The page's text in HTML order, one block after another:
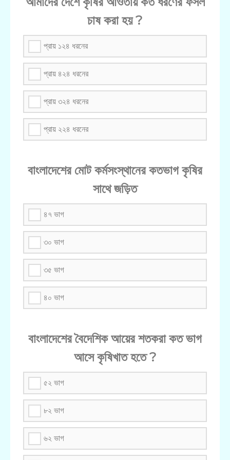
চাষ করা হয় ?
প্রায় ১২৪ ধরনের
প্রায় ৪২৪ ধরনের
প্রায় ৩২৪ ধরনের
প্রায় ২২৪ ধরনের
বাংলাদেশের মোট কর্মসংস্থানের কতভাগ কৃষির
সাথে জড়িত
৪৭ ভাগ
৩০ ভাগ
৩৫ ভাগ
৪০ ভাগ
বাংলাদেশের বৈদেশিক আয়ের শতকরা কত ভাগ
আসে কৃষিখাত হতে ?
৫২ ভাগ
৮২ ভাগ
৬২ ভাগ